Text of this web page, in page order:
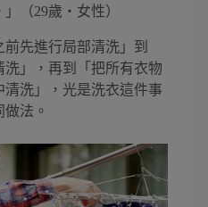
（29歲・女性）
先進行局部清洗」到
洗」，再到「把所有衣物
洗」，光是洗衣這件事
法。